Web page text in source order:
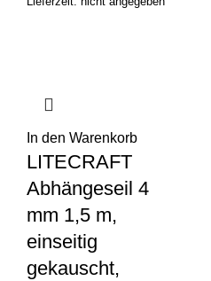
In den Warenkorb
LITECRAFT
Abhängeseil 4
mm 1,5 m,
einseitig
gekauscht,